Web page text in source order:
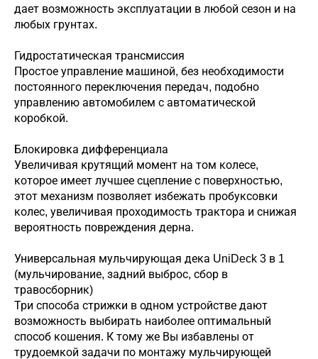
дает возможность эксплуатации в любой сезон и на
любых грунтах.
Гидростатическая трансмиссия
Простое управление машиной, без необходимости
постоянного переключения передач, подобно
управлению автомобилем с автоматической
коробкой.
Блокировка дифференциала
Увеличивая крутящий момент на том колесе,
которое имеет лучшее сцепление с поверхностью,
этот механизм позволяет избежать пробуксовки
колес, увеличивая проходимость трактора и снижая
вероятность повреждения дерна.
Универсальная мульчирующая дека UniDeck 3 в 1
(мульчирование, задний выброс, сбор в
травосборник)
Три способа стрижки в одном устройстве дают
возможность выбирать наиболее оптимальный
способ кошения. К тому же Вы избавлены от
трудоемкой задачи по монтажу мульчирующей